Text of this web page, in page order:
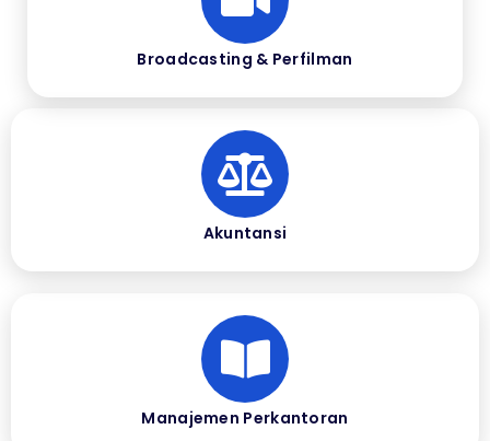
Broadcasting & Perfilman
Akuntansi
Manajemen Perkantoran